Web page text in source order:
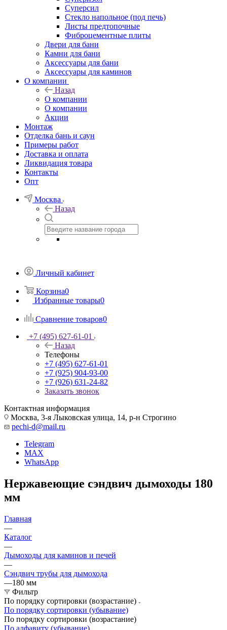
Суперсил
Стекло напольное (под печь)
Листы предтопочные
Фиброцементные плиты
Двери для бани
Камни для бани
Аксессуары для бани
Аксессуары для каминов
О компании
Назад
О компании
О компании
Акции
Монтаж
Отделка бань и саун
Примеры работ
Доставка и оплата
Ликвидация товара
Контакты
Опт
Москва
Назад
Личный кабинет
Корзина0
Избранные товары0
Сравнение товаров0
+7 (495) 627-61-01
Назад
Телефоны
+7 (495) 627-61-01
+7 (925) 904-93-00
+7 (926) 631-24-82
Заказать звонок
Контактная информация
Москва, 3-я Лыковская улица, 14, р-н Строгино
pechi-d@mail.ru
Telegram
MAX
WhatsApp
Нержавеющие сэндвич дымоходы 180
мм
Главная
—
Каталог
—
Дымоходы для каминов и печей
—
Сэндвич трубы для дымохода
—180 мм
Фильтр
По порядку сортировки (возрастание)
По порядку сортировки (убывание)
По порядку сортировки (возрастание)
По алфавиту (убывание)